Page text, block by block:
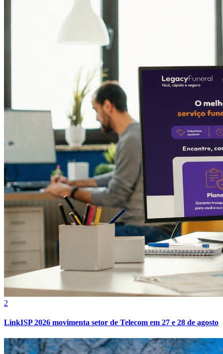
Fluminense
2
LinkISP 2026 movimenta setor de Telecom em 27 e 28 de agosto